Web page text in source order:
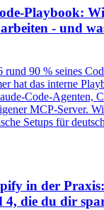
Playbook:
- und
90 % seines
hat das interne
Code-Agenten,
MCP-Server.
Setups für
in der
4, die du dir